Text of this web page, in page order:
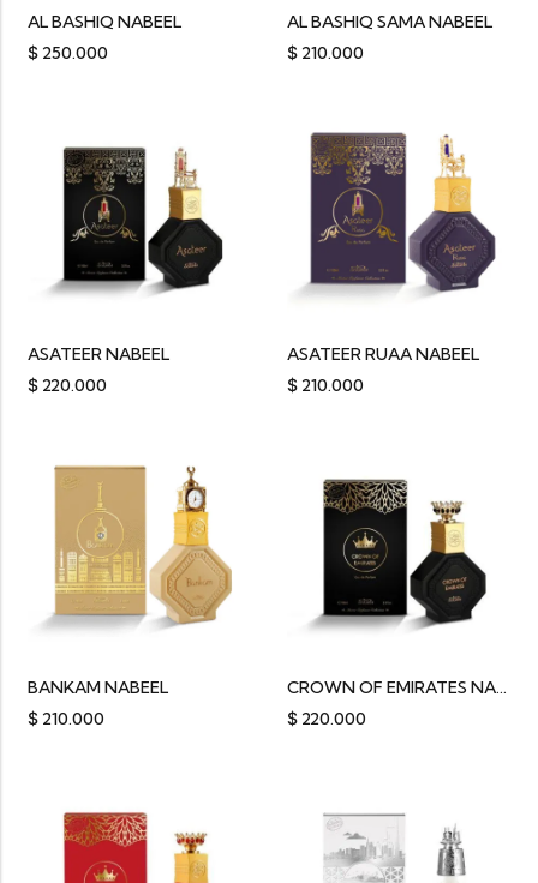
AL BASHIQ NABEEL
$250.000
AL BASHIQ SAMA NABEEL
$ 210.000
ASATEER NABEEL
$220.000
ASATEER RUAA NABEEL
$ 210.000
BANKAM NABEEL
$210.000
CROWN OF EMIRATES NABEEL
$ 220.000